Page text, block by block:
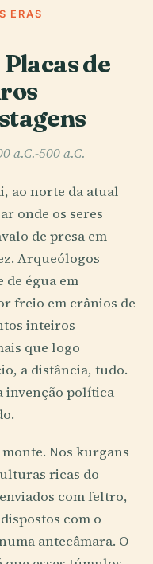
ERAS
de
a.C.-500 a.C.
ao norte da atual
onde os seres
de presa em
Arqueólogos
égua em
freio em crânios de
inteiros
que logo
a distância, tudo.
invenção política
Nos kurgans
ricas do
com feltro,
com o
antecâmara. O